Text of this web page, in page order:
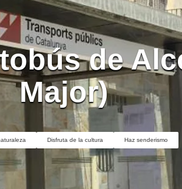
de
Major)
Disfruta de la cultura Haz senderismo